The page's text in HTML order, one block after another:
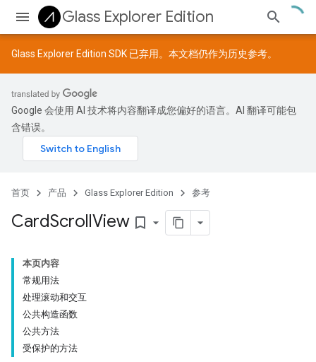
Glass Explorer Edition
Glass Explorer Edition SDK 已弃用。本文档仍作为历史参考。
Google 会使用 AI 技术将内容翻译成您偏好的语言。AI 翻译可能包
含错误。
首页 产品 Glass Explorer Edition 参考
CardScrollView bookmark_border
本页内容
常规用法
处理滚动和交互
公共构造函数
公共方法
受保护的方法